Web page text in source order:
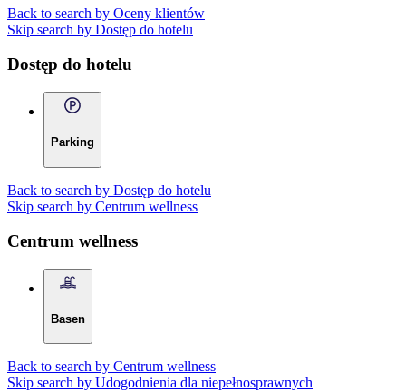
Back to search by Oceny klientów
Skip search by Dostęp do hotelu
Dostęp do hotelu
Parking
Back to search by Dostęp do hotelu
Skip search by Centrum wellness
Centrum wellness
Basen
Back to search by Centrum wellness
Skip search by Udogodnienia dla niepełnosprawnych